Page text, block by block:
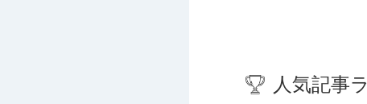
人気記事